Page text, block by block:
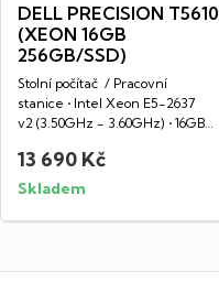
DELL PRECISION T5610
(XEON 16GB
256GB/SSD)
Stolní počítač / Pracovní
stanice • Intel Xeon E5-2637
v2 (3.50GHz - 3.60GHz) • 16GB
13 690 Kč
Skladem